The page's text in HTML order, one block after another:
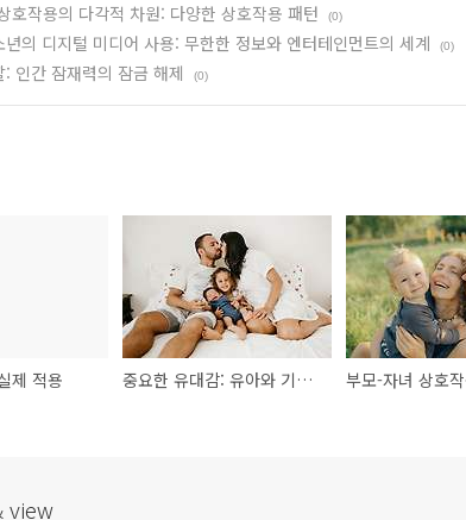
호작용의 다각적 차원: 다양한 상호작용 패턴 (0)
년의 디지털 미디어 사용: 무한한 정보와 엔터테인먼트의 세계 (0)
: 인간 잠재력의 잠금 해제 (0)
제 적용 중요한 유대감: 유아와 기혼 부모의 관계 이해
view